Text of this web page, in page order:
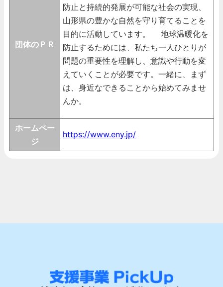
団体のＰＲ
防止と持続的発展が可能な社会の実現、
山形県の豊かな自然を守り育てることを
目的に活動しています。 地球温暖化を
防止するためには、私たち一人ひとりが
問題の重要性を理解し、意識や行動を変
えていくことが必要です。一緒に、まず
は、身近なできることから始めてみませ
んか。
ホームペー
ジ
https://www.eny.jp/